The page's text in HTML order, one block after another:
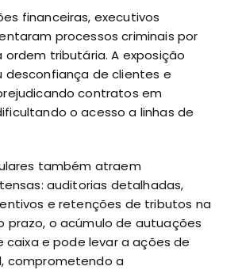
financeiras, executivos
processos criminais por
ordem tributária. A exposição
desconfiança de clientes e
contratos em
o acesso a linhas de
também atraem
auditorias detalhadas,
e retenções de tributos na
prazo, o acúmulo de autuações
caixa e pode levar a ações de
comprometendo a